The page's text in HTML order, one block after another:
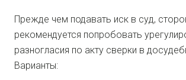
Прежде чем подавать иск в суд,
рекомендуется попробовать
разногласия по акту сверки в
Варианты: